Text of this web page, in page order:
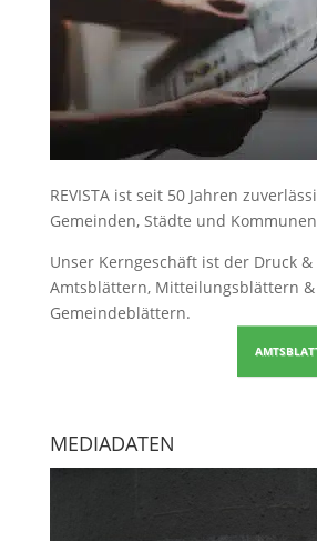
REVISTA ist seit 50 Jahren
Gemeinden, Städte und
Unser Kerngeschäft ist der Druck &
Amtsblättern, Mitteilungsblättern &
Gemeindeblättern.
MEDIADATEN